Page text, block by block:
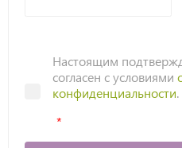
Настоящим
согласен с условиями
конфиденциальности.